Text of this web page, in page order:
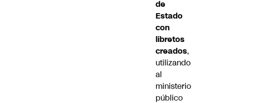
de
Estado
con
libretos
creados,
utilizando
al
ministerio
público